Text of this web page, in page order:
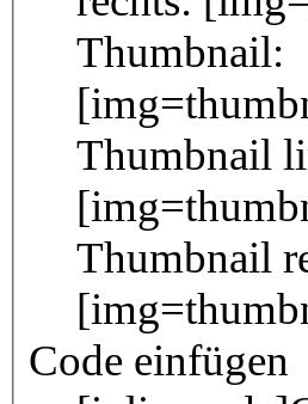
Thumbnail:
Thumbnail
Thumbnail
Code einfügen